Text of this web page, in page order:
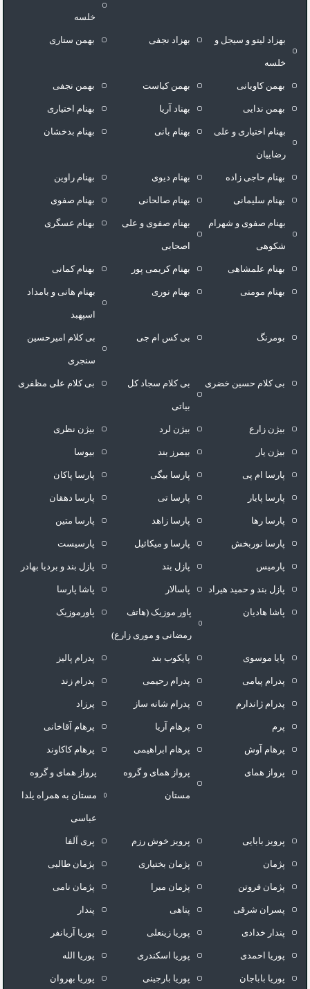
خلسه
بهزاد لیتو و سیجل و
خلسه
بهزاد نجفی بهمن ستاری
بهمن کاویانی بهمن کیاست بهمن نجفی
بهمن ندایی بهناد آریا بهنام اختیاری
بهنام اختیاری و علی
رضاییان
بهنام بانی بهنام بدخشان
بهنام حاجی زاده بهنام دیوی بهنام راوین
بهنام سلیمانی بهنام صالحانی بهنام صفوی
بهنام صفوی و شهرام
شکوهی
بهنام صفوی و علی
اصحابی
بهنام عسگری
بهنام علمشاهی بهنام کریمی پور بهنام کمانی
بهنام مومنی بهنام نوری بهنام هانی و بامداد
اسپهبد
بومرنگ بی کس ام جی بی کلام امیرحسین
سنجری
بی کلام حسین خضری بی کلام سجاد کل
بیاتی
بی کلام علی مظفری
بیژن زارع بیژن لرد بیژن نظری
بیژن یار بیمرز بند بیوسا
پارسا ام پی پارسا بیگی پارسا پاکان
پارسا پایار پارسا تی پارسا دهقان
پارسا رها پارسا زاهد پارسا متین
پارسا نوربخش پارسا و میکائیل پارسیست
پارمیس پازل بند پازل بند و بردیا بهادر
پازل بند و حمید هیراد پاسالار پاشا پارسا
پاشا هادیان پاور موزیک (هاتف
رمضانی و موری زارع)
پاورموزیک
پایا موسوی پایکوب بند پدرام پالیز
پدرام پیامی پدرام رحیمی پدرام زند
پدرام ژاندارم پدرام شانه ساز پرزاد
پرم پرهام آریا پرهام آقاخانی
پرهام آوش پرهام ابراهیمی پرهام کاکاوند
پرواز همای پرواز همای و گروه
مستان
پرواز همای و گروه
مستان به همراه یلدا
عباسی
پرویز بابایی پرویز خوش رزم پری آلفا
پژمان پژمان بختیاری پژمان طالبی
پژمان فروتن پژمان مبرا پژمان نامی
پسران شرقی پناهی پندار
پندار خدادی پوريا زينعلى پوریا آریانفر
پوریا احمدی پوریا اسکندری پوریا الله
پوریا باباجان پوریا بارجینی پوریا بهروان